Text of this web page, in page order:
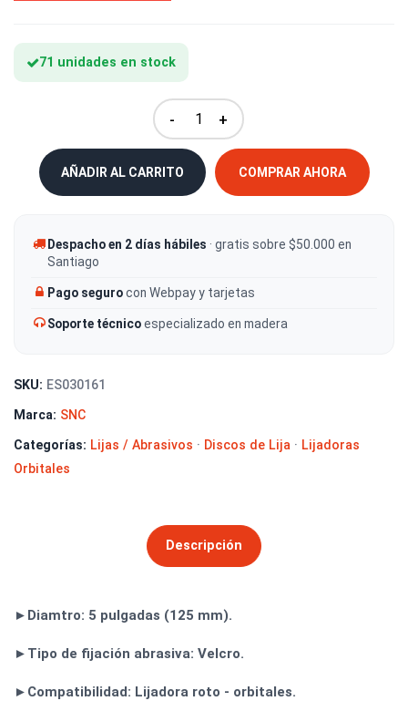
71 unidades en stock
- +
AÑADIR AL CARRITO COMPRAR AHORA
Despacho en 2 días hábiles · gratis sobre $50.000 en
Santiago
Pago segurocon Webpay y tarjetas
Soporte técnicoespecializado en madera
SKU: ES030161
Marca: SNC
Categorías: Lijas / Abrasivos · Discos de Lija · Lijadoras
Orbitales
Descripción
►Diamtro: 5 pulgadas (125 mm).
►Tipo de fijación abrasiva: Velcro.
►Compatibilidad: Lijadora roto - orbitales.